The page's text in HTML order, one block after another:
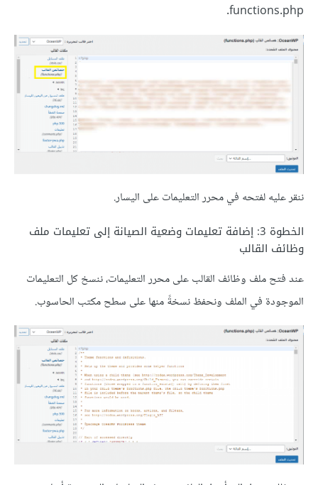
functions.php.
ننقر عليه لفتحه في محرر التعليمات على اليسار.
الخطوة 3: إضافة تعليمات وضعية الصيانة إلى تعليمات ملف
وظائف القالب
عند فتح ملف وظائف القالب على محرر التعليمات، ننسخ كل التعليمات
الموجودة في الملف ونحفظ نسخةً منها على سطح مكتب الحاسوب.